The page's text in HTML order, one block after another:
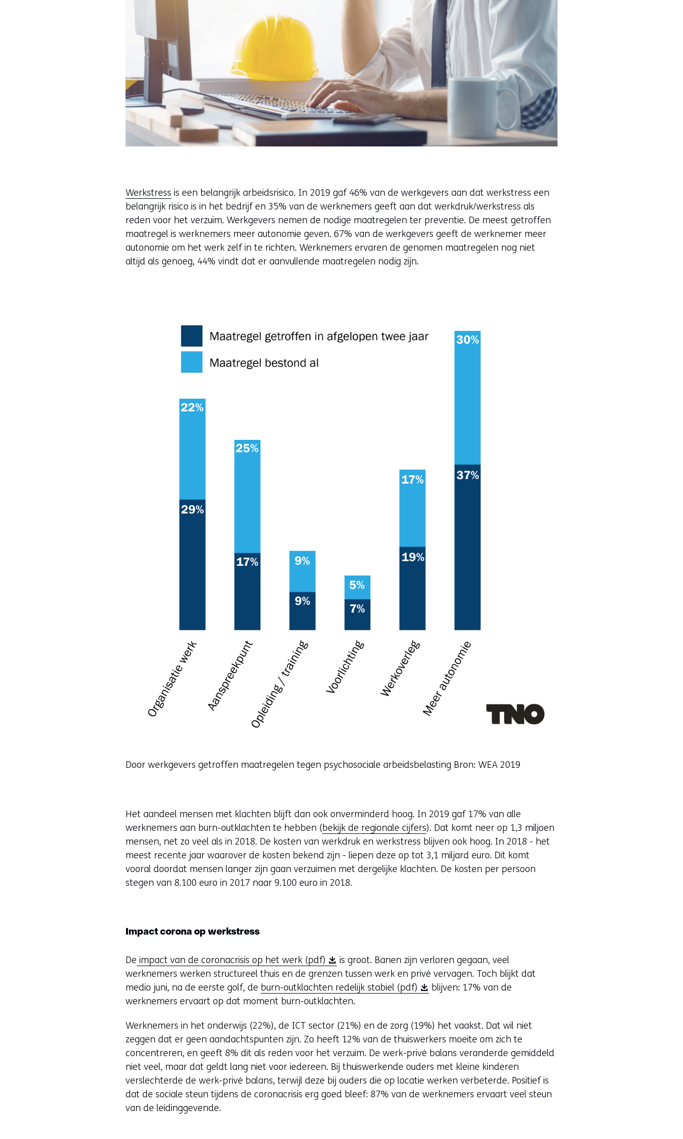
Werkstress is een belangrijk arbeidsrisico. In 2019 gaf 46% van de werkgevers aan dat werkstress een
belangrijk risico is in het bedrijf en 35% van de werknemers geeft aan dat werkdruk/werkstress als
reden voor het verzuim. Werkgevers nemen de nodige maatregelen ter preventie. De meest getroffen
maatregel is werknemers meer autonomie geven. 67% van de werkgevers geeft de werknemer meer
autonomie om het werk zelf in te richten. Werknemers ervaren de genomen maatregelen nog niet
altijd als genoeg, 44% vindt dat er aanvullende maatregelen nodig zijn.
Door werkgevers getroffen maatregelen tegen psychosociale arbeidsbelasting Bron: WEA 2019
Het aandeel mensen met klachten blijft dan ook onverminderd hoog. In 2019 gaf 17% van alle
werknemers aan burn-outklachten te hebben (bekijk de regionale cijfers). Dat komt neer op 1,3 miljoen
mensen, net zo veel als in 2018. De kosten van werkdruk en werkstress blijven ook hoog. In 2018 - het
meest recente jaar waarover de kosten bekend zijn - liepen deze op tot 3,1 miljard euro. Dit komt
vooral doordat mensen langer zijn gaan verzuimen met dergelijke klachten. De kosten per persoon
stegen van 8.100 euro in 2017 naar 9.100 euro in 2018.
Impact corona op werkstress
De impact van de coronacrisis op het werk (pdf)
o
p
e
t
i
n
n
e
is groot. Banen zijn verloren gegaan, veel
werknemers werken structureel thuis en de grenzen tussen werk en privé vervagen. Toch blijkt dat
medio juni, na de eerste golf, de burn-outklachten redelijk stabiel (pdf)
e
n
t
i
n
n
blijven: 17% van de
werknemers ervaart op dat moment burn-outklachten.
Werknemers in het onderwijs (22%), de ICT sector (21%) en de zorg (19%) het vaakst. Dat wil niet
zeggen dat er geen aandachtspunten zijn. Zo heeft 12% van de thuiswerkers moeite om zich te
concentreren, en geeft 8% dit als reden voor het verzuim. De werk-privé balans veranderde gemiddeld
niet veel, maar dat geldt lang niet voor iedereen. Bij thuiswerkende ouders met kleine kinderen
verslechterde de werk-privé balans, terwijl deze bij ouders die op locatie werken verbeterde. Positief is
dat de sociale steun tijdens de coronacrisis erg goed bleef: 87% van de werknemers ervaart veel steun
van de leidinggevende.